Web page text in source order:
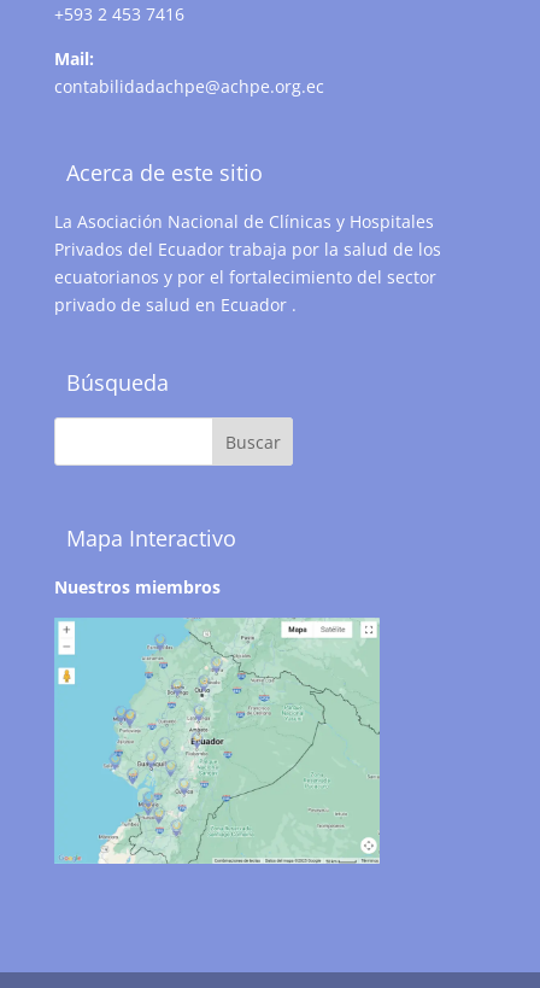
+593 2 453 7416
Mail:
contabilidadachpe@achpe.org.ec
Acerca de este sitio
La Asociación Nacional de Clínicas y Hospitales
Privados del Ecuador trabaja por la salud de los
ecuatorianos y por el fortalecimiento del sector
privado de salud en Ecuador .
Búsqueda
Mapa Interactivo
Nuestros miembros